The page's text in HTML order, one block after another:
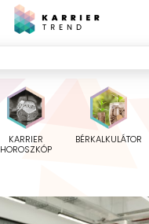
KARRIER
HOROSZKÓP
BÉRKALKULÁTOR